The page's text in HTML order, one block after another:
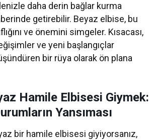
daha derin bağlar kurma
getirebilir. Beyaz elbise, bu
ve önemini simgeler. Kısacası,
ve yeni başlangıçlar
bir rüya olarak ön plana
Hamile Elbisesi Giymek:
Yansıması
bir hamile elbisesi giyiyorsanız,